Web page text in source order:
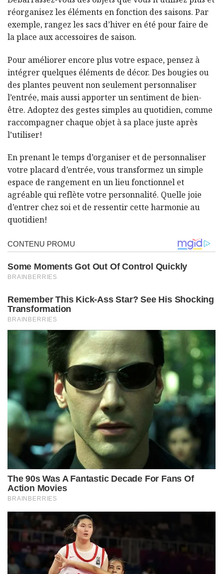
réorganisez les éléments en fonction des saisons. Par
exemple, rangez les sacs d’hiver en été pour faire de
la place aux accessoires de saison.
Pour améliorer encore plus votre espace, pensez à
intégrer quelques éléments de décor. Des bougies ou
des plantes peuvent non seulement personnaliser
l’entrée, mais aussi apporter un sentiment de bien-
être. Adoptez des gestes simples au quotidien, comme
raccompagner chaque objet à sa place juste après
l’utiliser!
En prenant le temps d’organiser et de personnaliser
votre placard d’entrée, vous transformez un simple
espace de rangement en un lieu fonctionnel et
agréable qui reflète votre personnalité. Quelle joie
d’entrer chez soi et de ressentir cette harmonie au
quotidien!